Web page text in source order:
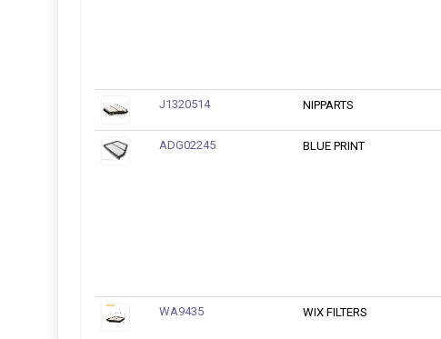
J1320514 NIPPARTS
ADG02245 BLUE PRINT
WA9435 WIX FILTERS